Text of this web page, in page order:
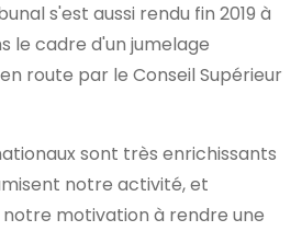
s'est aussi rendu fin 2019 à
le cadre d'un jumelage
route par le Conseil Supérieur
sont très enrichissants
notre activité, et
motivation à rendre une